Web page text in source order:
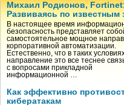
Михаил Родионов,
Развиваясь по известным
В настоящее время
безопасность представляет
самостоятельное мощное
корпоративной автоматизации.
Естественно, что в таких
направление это все теснее
с вопросами прикладной
информационной …
Как эффективно
кибератакам